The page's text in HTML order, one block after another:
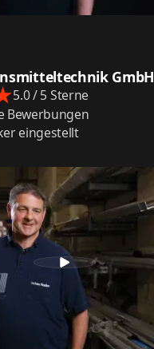
GmbH
5.0 / 5 Sterne
Bewerbungen
eingestellt